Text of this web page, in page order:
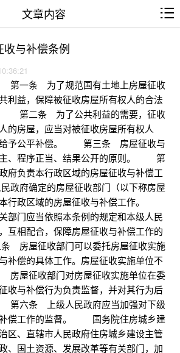
文章内容
与补偿条例
条 为了规范国有土地上房屋征收
利益，保障被征收房屋所有权人的合法
第二条 为了公共利益的需要，征收
的房屋，应当对被征收房屋所有权人
给予公平补偿。 第三条 房屋征收与
主、程序正当、结果公开的原则。 第
负责本行政区域的房屋征收与补偿工
府确定的房屋征收部门（以下称房屋
行政区域的房屋征收与补偿工作。
部门应当依照本条例的规定和本级人民
互相配合，保障房屋征收与补偿工作的
屋征收部门可以委托房屋征收实施
补偿的具体工作。房屋征收实施单位不
屋征收部门对房屋征收实施单位在委
收与补偿行为负责监督，并对其行为后
六条 上级人民政府应当加强对下级
补偿工作的监督。 国务院住房城乡建
区、直辖市人民政府住房城乡建设主管
、国土资源、发展改革等有关部门，加